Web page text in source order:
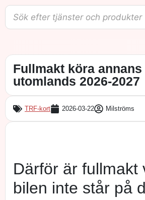
Fullmakt köra
utomlands 2026-2027
TRF-kort 2026-03-22 Milströms
Därför är fullmakt
bilen inte står på